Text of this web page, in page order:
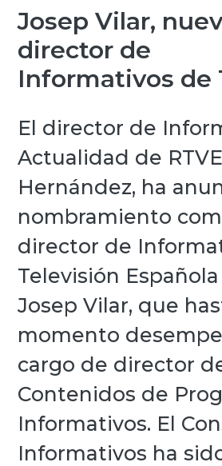
Josep Vilar,
director de
Informativos de
El director de
Actualidad de
Hernández, ha
nombramiento
director de
Televisión
Josep Vilar, que
momento
cargo de director
Contenidos de
Informativos. El
Informativos ha